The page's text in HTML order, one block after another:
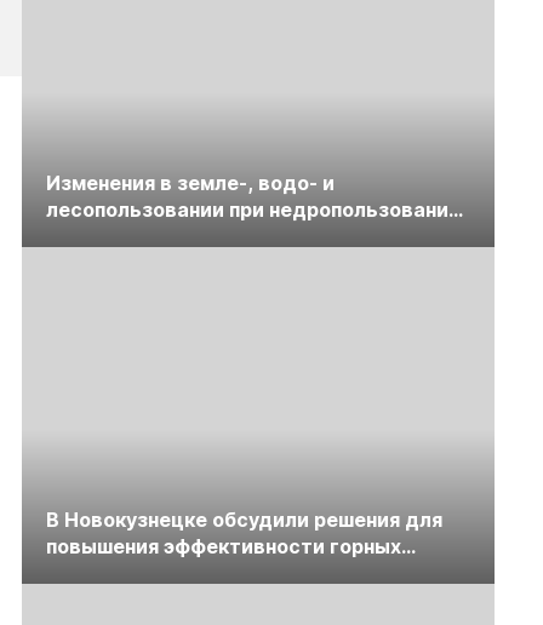
Изменения в земле-, водо- и
лесопользовании при недропользовании
В Новокузнецке обсудили решения для
повышения эффективности горных